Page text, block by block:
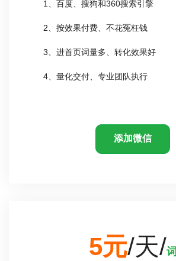
1、百度、搜狗和360搜索引擎
2、按效果付费、不花冤枉钱
3、进首页词量多、转化效果好
4、量化交付、专业团队执行
添加微信
5元/天/词